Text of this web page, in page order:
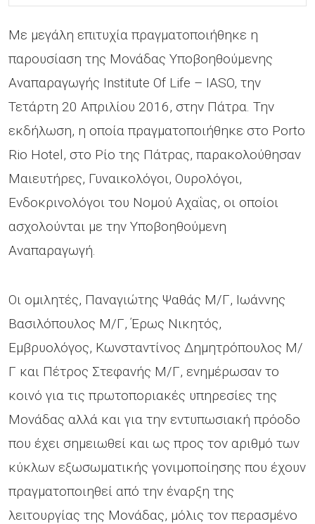
Με μεγάλη επιτυχία πραγματοποιήθηκε η
παρουσίαση της Μονάδας Υποβοηθούμενης
Αναπαραγωγής Institute Of Life – IASO, την
Τετάρτη 20 Απριλίου 2016, στην Πάτρα. Την
εκδήλωση, η οποία πραγματοποιήθηκε στο Porto
Rio Hotel, στο Ρίο της Πάτρας, παρακολούθησαν
Μαιευτήρες, Γυναικολόγοι, Ουρολόγοι,
Ενδοκρινολόγοι του Νομού Αχαΐας, οι οποίοι
ασχολούνται με την Υποβοηθούμενη
Αναπαραγωγή.
Οι ομιλητές, Παναγιώτης Ψαθάς Μ/Γ, Ιωάννης
Βασιλόπουλος Μ/Γ, Έρως Νικητός,
Εμβρυολόγος, Κωνσταντίνος Δημητρόπουλος Μ/
Γ και Πέτρος Στεφανής Μ/Γ, ενημέρωσαν το
κοινό για τις πρωτοποριακές υπηρεσίες της
Μονάδας αλλά και για την εντυπωσιακή πρόοδο
που έχει σημειωθεί και ως προς τον αριθμό των
κύκλων εξωσωματικής γονιμοποίησης που έχουν
πραγματοποιηθεί από την έναρξη της
λειτουργίας της Μονάδας, μόλις τον περασμένο